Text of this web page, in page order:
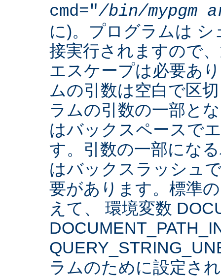
cmd="/bin/mypgm
に)。プログラムは
接実行されますので
エスケープは必要あ
ムの引数は空白で区
ラムの引数の一部と
はバックスペースで
す。引数の一部にな
はバックスラッシュ
要があります。標準
えて、 環境変数
ラムのために設定さ